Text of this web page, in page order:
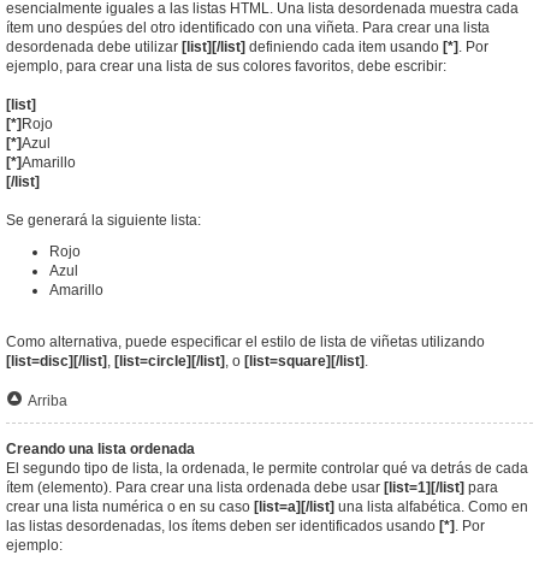
esencialmente iguales a las listas HTML. Una lista desordenada muestra cada
ítem uno despúes del otro identificado con una viñeta. Para crear una lista
desordenada debe utilizar [list][/list] definiendo cada item usando [*] . Por
ejemplo, para crear una lista de sus colores favoritos, debe escribir:
[list]
[*] Rojo
[*]Azul
[*]Amarillo
[/list]
Se generará la siguiente lista:
Rojo
Azul
Amarillo
Como alternativa, puede especificar el estilo de lista de viñetas utilizando
[list=disc][/list] [list=circle][/list] , o [list=square][/list]
Arriba
Creando una lista ordenada
El segundo tipo de lista, la ordenada, le permite controlar qué va detrás de cada
ítem (elemento). Para crear una lista ordenada debe usar [list=1][/list] para
crear una lista numérica o en su caso [list=a][/list] una lista alfabética. Como en
las listas desordenadas, los ítems deben ser identificados usando [*] . Por
ejemplo: